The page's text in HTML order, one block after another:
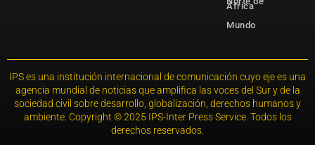
África
Mundo
IPS es una institución internacional de comunicación cuyo eje es una
agencia mundial de noticias que amplifica las voces del Sur y de la
sociedad civil sobre desarrollo, globalización, derechos humanos y
ambiente. Copyright © 2025 IPS-Inter Press Service. Todos los
derechos reservados.